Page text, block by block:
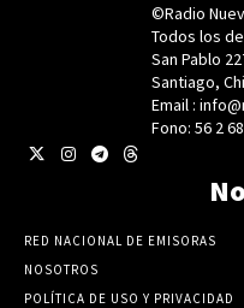
©Radio
Todos los
San Pablo
Santiago,
Email :
Fono: 56 2
RED NACIONAL DE EMISORAS
NOSOTROS
POLÍTICA DE USO Y PRIVACIDAD